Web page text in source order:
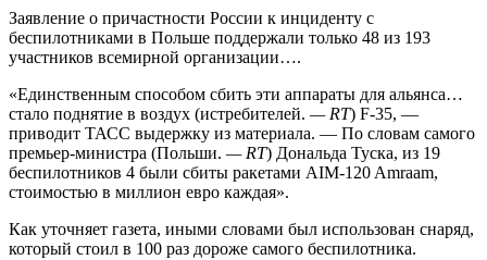
Заявление о причастности России к инциденту с
беспилотниками в Польше поддержали только 48 из 193
участников всемирной организации….
«Единственным способом сбить эти аппараты для альянса…
стало поднятие в воздух (истребителей. — RT) F-35, —
приводит ТАСС выдержку из материала. — По словам самого
премьер-министра (Польши. — RT) Дональда Туска, из 19
беспилотников 4 были сбиты ракетами AIM-120 Amraam,
стоимостью в миллион евро каждая».
Как уточняет газета, иными словами был использован снаряд,
который стоил в 100 раз дороже самого беспилотника.